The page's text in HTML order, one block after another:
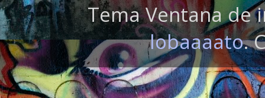
Tema Ventana de
lobaaaato.